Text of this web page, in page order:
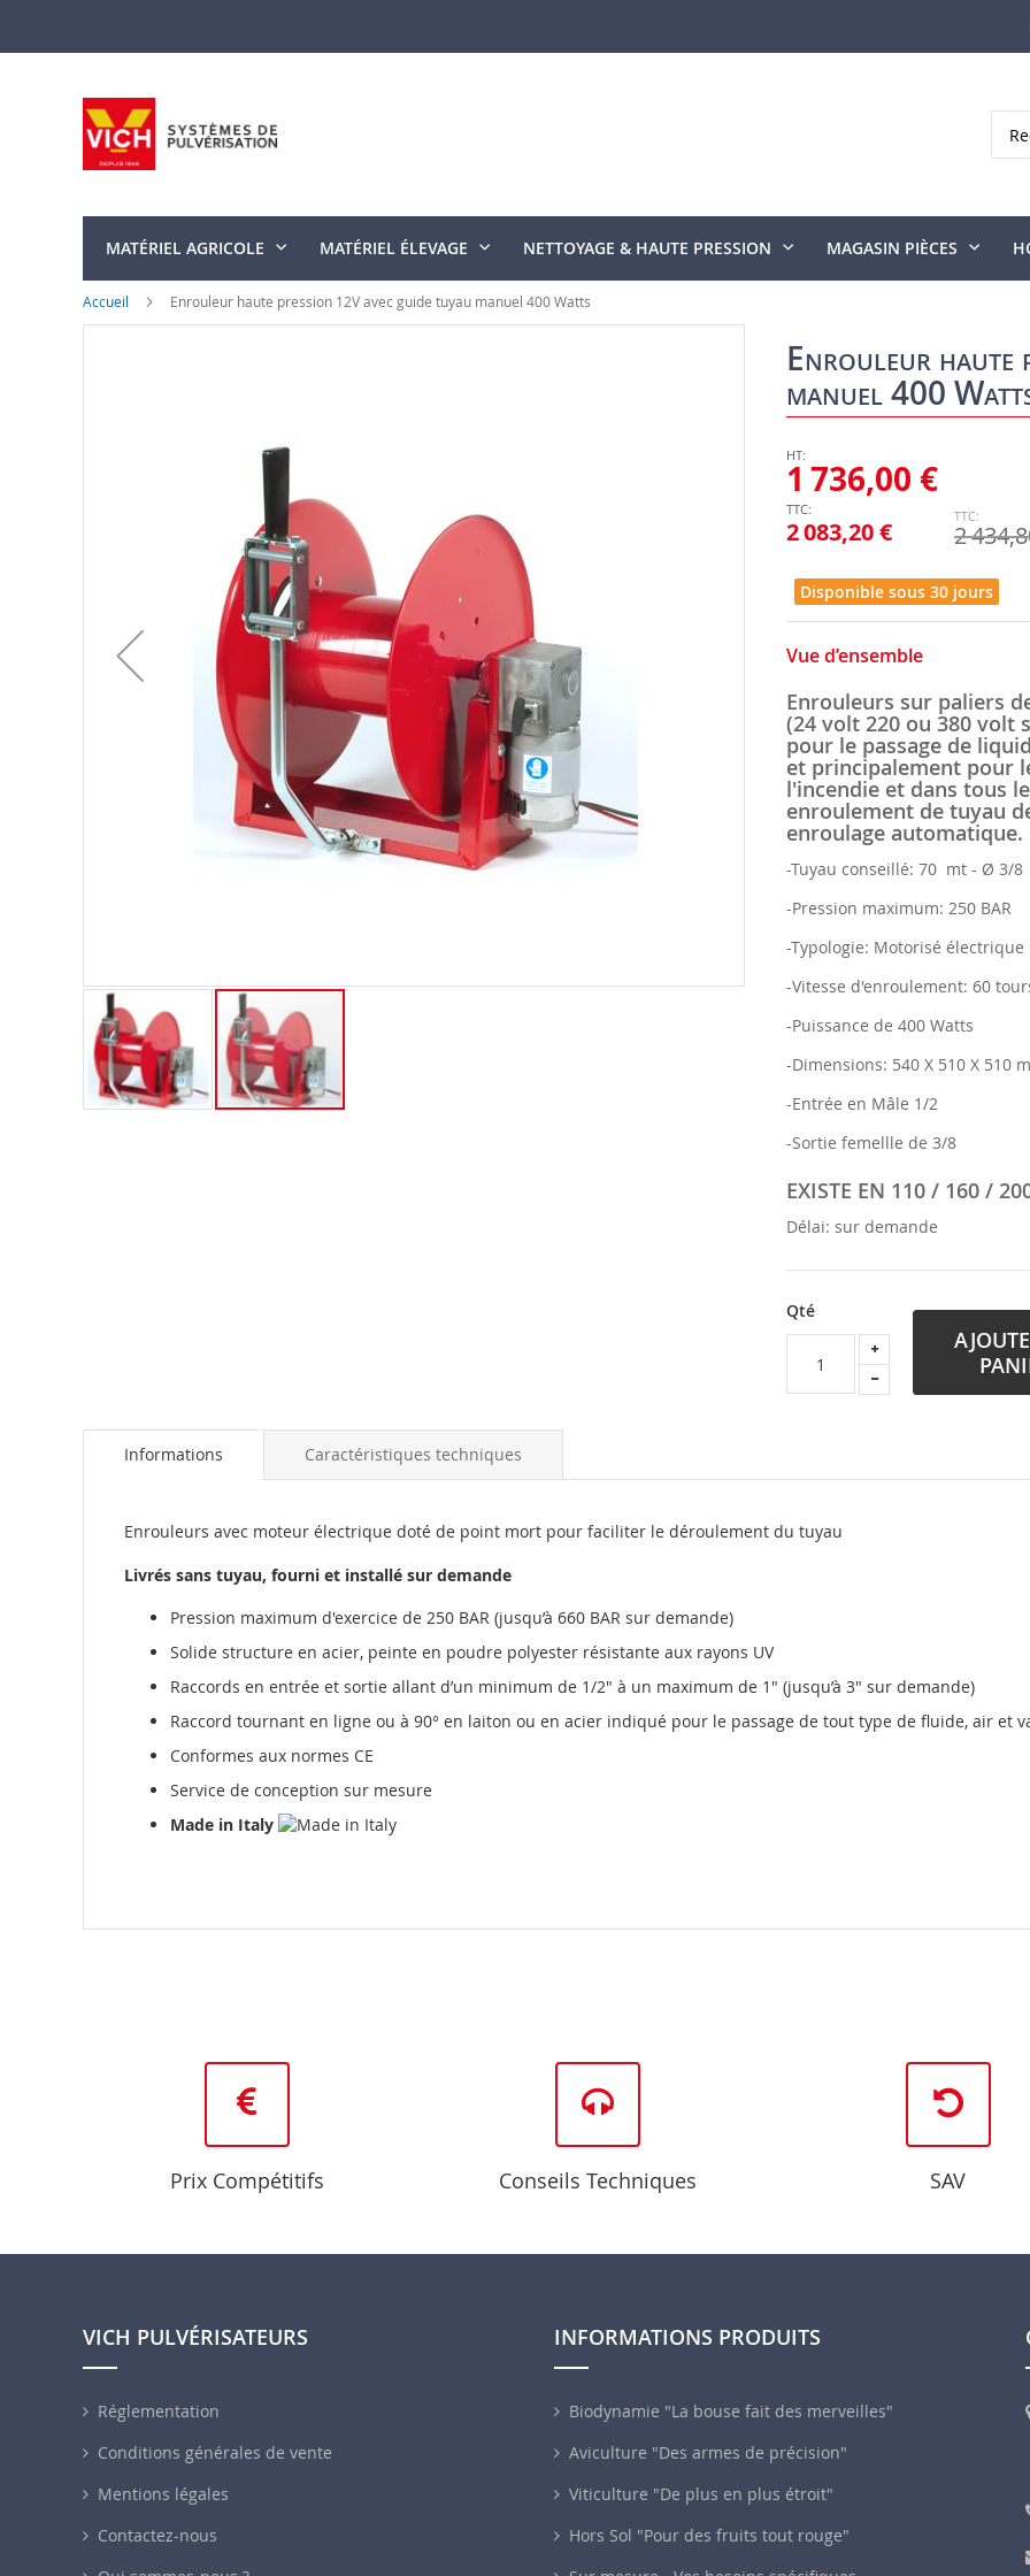
contenu
MATÉRIEL AGRICOLE MATÉRIEL ÉLEVAGE NETTOYAGE & HAUTE PRESSION MAGASIN PIÈCES
Accueil Enrouleur haute pression 12V avec guide tuyau manuel 400 Watts
Enrouleur haute
manuel 400
2 083,20 €
1 736,00 €
2
Disponible sous 30 jours
Vue d’ensemble
Enrouleurs sur paliers
(24 volt 220 ou 380 volt
pour le passage de
et principalement pour
l'incendie et dans tous
enroulement de tuyau
enroulage automatique.
-Tuyau conseillé: 70 mt - Ø 3/8
-Pression maximum: 250 BAR
-Typologie: Motorisé électrique
-Vitesse d'enroulement: 60
-Puissance de 400 Watts
-Dimensions: 540 X 510 X 510
-Entrée en Mâle 1/2
-Sortie femellle de 3/8
EXISTE EN 110 / 160 /
Délai: sur demande
Qté
Informations
Enrouleurs avec moteur électrique doté de point mort pour faciliter le déroulement du tuyau
Livrés sans tuyau, fourni et installé sur demande
Pression maximum d'exercice de 250 BAR (jusqu’à 660 BAR sur demande)
Solide structure en acier, peinte en poudre polyester résistante aux rayons UV
Raccords en entrée et sortie allant d’un minimum de 1/2" à un maximum de 1" (jusqu’à 3" sur demande)
Raccord tournant en ligne ou à 90° en laiton ou en acier indiqué pour le passage de tout type de fluide, air et
Conformes aux normes CE
Service de conception sur mesure
Made in Italy
Caractéristiques techniques
Prix Compétitifs Conseils Techniques SAV
VICH PULVÉRISATEURS
Réglementation
Conditions générales de vente
Mentions légales
Contactez-nous
INFORMATIONS PRODUITS
Biodynamie "La bouse fait des merveilles"
Aviculture "Des armes de précision"
Viticulture "De plus en plus étroit"
Hors Sol "Pour des fruits tout rouge"